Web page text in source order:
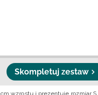
Skompletuj zestaw